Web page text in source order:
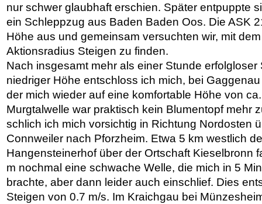
nur schwer glaubhaft erschien. Später entpuppte
ein Schleppzug aus Baden Baden Oos. Die ASK
Höhe aus und gemeinsam versuchten wir, mit
Aktionsradius Steigen zu finden.
Nach insgesamt mehr als einer Stunde
niedriger Höhe entschloss ich mich, bei
der mich wieder auf eine komfortable Höhe von
Murgtalwelle war praktisch kein Blumentopf mehr
schlich ich mich vorsichtig in Richtung Nordosten
Connweiler nach Pforzheim. Etwa 5 km westlich
Hangensteinerhof über der Ortschaft Kieselbronn
m nochmal eine schwache Welle, die mich in 5
brachte, aber dann leider auch einschlief. Dies
Steigen von 0.7 m/s. Im Kraichgau bei